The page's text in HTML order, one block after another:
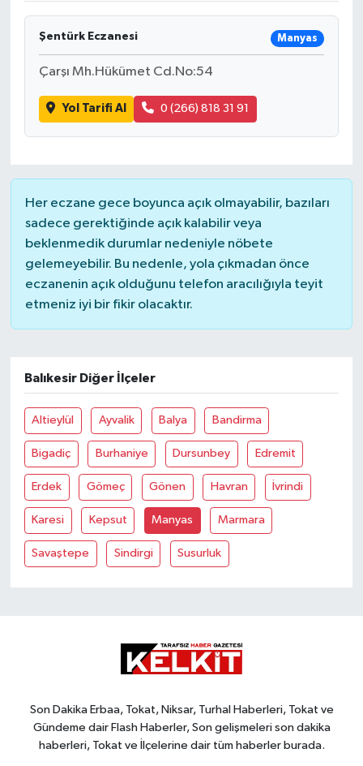
Şentürk Eczanesi Manyas
Çarşı Mh.Hükümet Cd.No:54
Yol Tarifi Al 0 (266) 818 31 91
Her eczane gece boyunca açık olmayabilir, bazıları
sadece gerektiğinde açık kalabilir veya
beklenmedik durumlar nedeniyle nöbete
gelemeyebilir. Bu nedenle, yola çıkmadan önce
eczanenin açık olduğunu telefon aracılığıyla teyit
etmeniz iyi bir fikir olacaktır.
Balıkesir Diğer İlçeler
Altieylül Ayvalik Balya Bandirma
Bigadiç Burhaniye Dursunbey Edremit
Erdek Gömeç Gönen Havran İvrindi
Karesi Kepsut Manyas Marmara
Savaştepe Sindirgi Susurluk
Son Dakika Erbaa, Tokat, Niksar, Turhal Haberleri, Tokat ve
Gündeme dair Flash Haberler, Son gelişmeleri son dakika
haberleri, Tokat ve İlçelerine dair tüm haberler burada.